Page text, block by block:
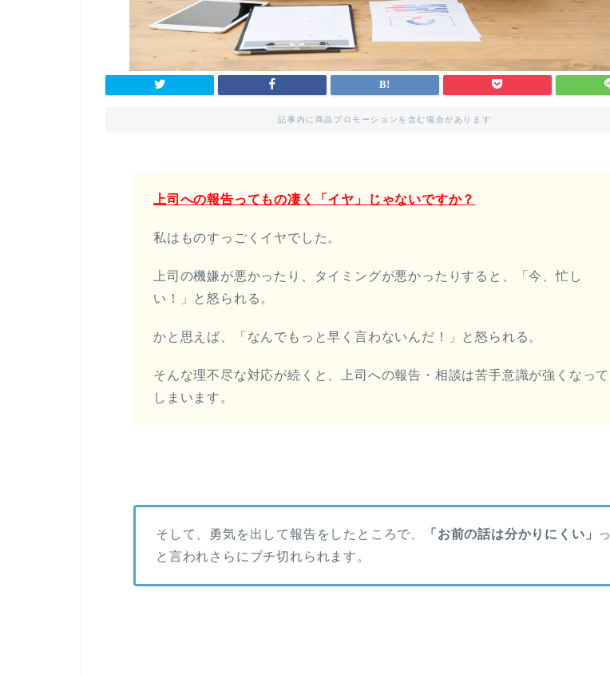
記事内に商品プロモーションを含む場合があります
上司への報告ってもの凄く「イヤ」じゃないですか？
私はものすっごくイヤでした。
上司の機嫌が悪かったり、タイミングが悪かったりすると、「今、忙し
い！」と怒られる。
かと思えば、「なんでもっと早く言わないんだ！」と怒られる。
そんな理不尽な対応が続くと、上司への報告・相談は苦手意識が強くなって
しまいます。
そして、勇気を出して報告をしたところで、 「お前の話は分かりにくい」 っ
と言われさらにブチ切れられます。